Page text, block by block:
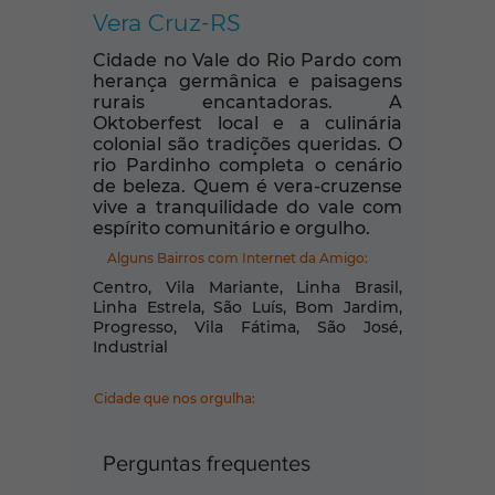
Vera Cruz-RS
Cidade no Vale do Rio Pardo com
herança germânica e paisagens
rurais encantadoras. A
Oktoberfest local e a culinária
colonial são tradições queridas. O
rio Pardinho completa o cenário
de beleza. Quem é vera-cruzense
vive a tranquilidade do vale com
espírito comunitário e orgulho.
Alguns Bairros com Internet da Amigo:
Centro, Vila Mariante, Linha Brasil,
Linha Estrela, São Luís, Bom Jardim,
Progresso, Vila Fátima, São José,
Industrial
Cidade que nos orgulha:
Perguntas frequentes